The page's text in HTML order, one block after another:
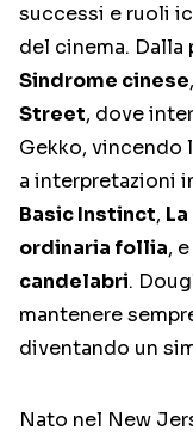
successi e ruoli
del cinema.
Sindrome cinese
Street, dove
Gekko, vincendo
a interpretazioni
Basic Instinct,
ordinaria follia,
candelabri.
mantenere
diventando un
Nato nel New